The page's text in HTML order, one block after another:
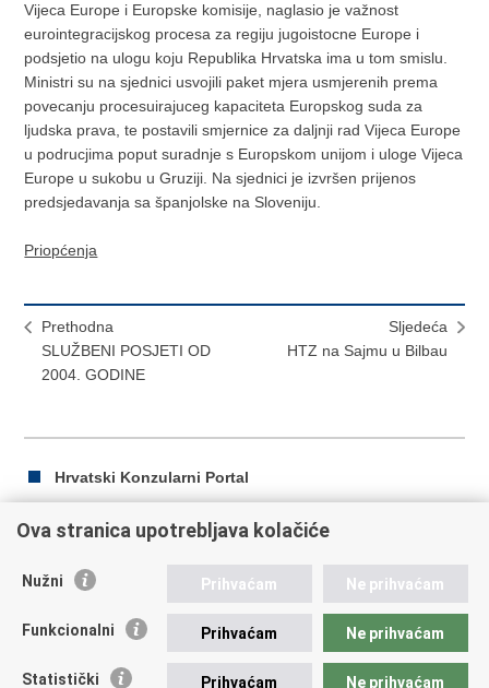
Vijeca Europe i Europske komisije, naglasio je važnost
eurointegracijskog procesa za regiju jugoistocne Europe i
podsjetio na ulogu koju Republika Hrvatska ima u tom smislu.
Ministri su na sjednici usvojili paket mjera usmjerenih prema
povecanju procesuirajuceg kapaciteta Europskog suda za
ljudska prava, te postavili smjernice za daljnji rad Vijeca Europe
u podrucjima poput suradnje s Europskom unijom i uloge Vijeca
Europe u sukobu u Gruziji. Na sjednici je izvršen prijenos
predsjedavanja sa španjolske na Sloveniju.
Priopćenja
Prethodna
SLUŽBENI POSJETI OD
2004. GODINE
Sljedeća
HTZ na Sajmu u Bilbau
Hrvatski Konzularni Portal
Ispiši
Podijeli
Facebooku
Twitteru
Republika Hrvatska
Ova stranica upotrebljava kolačiće
Nužni Prihvaćam Ne prihvaćam
Funkcionalni Prihvaćam Ne prihvaćam
Statistički Prihvaćam Ne prihvaćam